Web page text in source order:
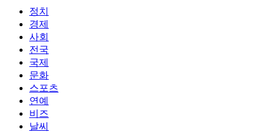
정치
경제
사회
전국
국제
문화
스포츠
연예
비즈
날씨